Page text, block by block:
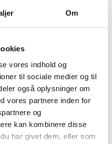
Om
vores indhold og
til sociale medier og til
også oplysninger om
vores partnere inden for
og
kan kombinere disse
har givet dem, eller som
– en stadigt
for
vores
Borchs bog
bestyrelse”